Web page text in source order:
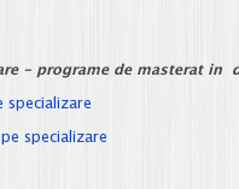
- programe de masterat in
specializare
specializare